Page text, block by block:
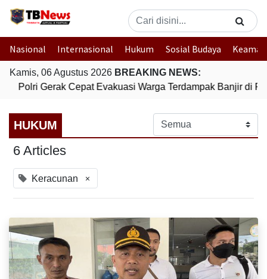
Nasional Internasional Hukum Sosial Budaya
Kamis, 06 Agustus 2026 BREAKING NEWS:
Polri Gerak Cepat Evakuasi Warga Terdampak Banjir di
HUKUM
6 Articles
Keracunan ×